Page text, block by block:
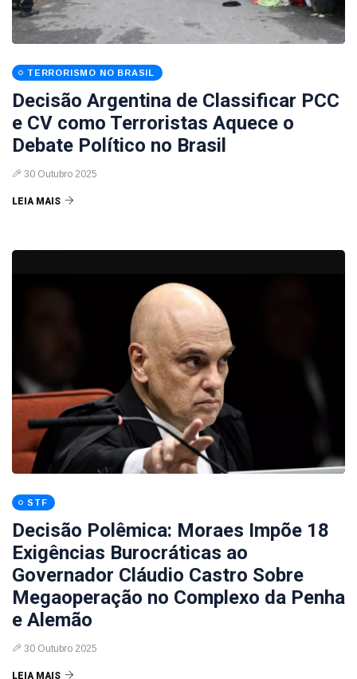
TERRORISMO NO BRASIL
Decisão Argentina de Classificar PCC
e CV como Terroristas Aquece o
Debate Político no Brasil
30 Outubro 2025
LEIA MAIS
STF
Decisão Polêmica: Moraes Impõe 18
Exigências Burocráticas ao
Governador Cláudio Castro Sobre
Megaoperação no Complexo da Penha
e Alemão
30 Outubro 2025
LEIA MAIS